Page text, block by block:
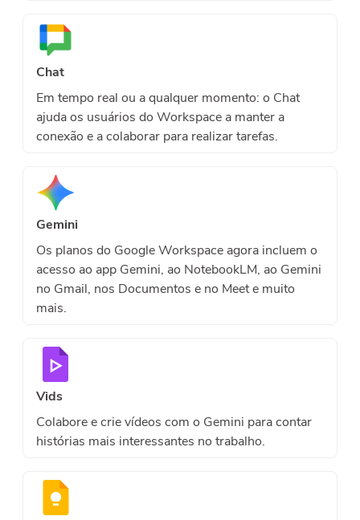
Chat
Em tempo real ou a qualquer momento: o Chat
ajuda os usuários do Workspace a manter a
conexão e a colaborar para realizar tarefas.
Gemini
Os planos do Google Workspace agora incluem o
acesso ao app Gemini, ao NotebookLM, ao Gemini
no Gmail, nos Documentos e no Meet e muito
mais.
Vids
Colabore e crie vídeos com o Gemini para contar
histórias mais interessantes no trabalho.